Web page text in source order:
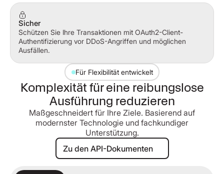
Sicher
Schützen Sie Ihre Transaktionen mit OAuth2-Client-
Authentifizierung vor DDoS-Angriffen und möglichen
Ausfällen.
Für Flexibilität entwickelt
Komplexität für eine reibungslose
Ausführung reduzieren
Maßgeschneidert für Ihre Ziele. Basierend auf
modernster Technologie und fachkundiger
Unterstützung.
Zu den API-Dokumenten
Zu den API-Dokumenten